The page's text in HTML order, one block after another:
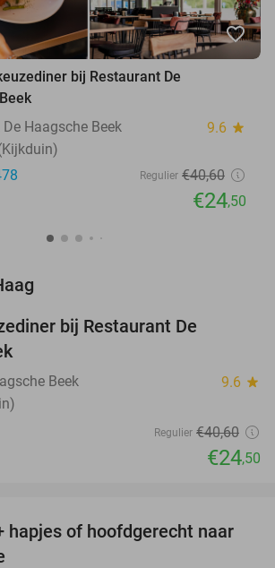
favorite_border
bij Restaurant De
Haagsche Beek
9.6 star
Regulier €40,60
€24,50
bij Restaurant De
Beek 9.6 star
Regulier €40,60
€24,50
40%
hapjes of hoofdgerecht naar